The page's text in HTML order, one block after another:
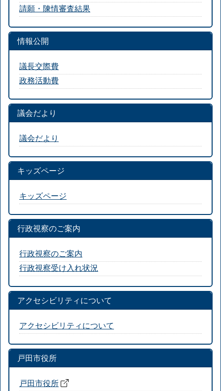
請願・陳情審査結果
情報公開
議長交際費
政務活動費
議会だより
議会だより
キッズページ
キッズページ
行政視察のご案内
行政視察のご案内
行政視察受け入れ状況
アクセシビリティについて
アクセシビリティについて
戸田市役所
戸田市役所